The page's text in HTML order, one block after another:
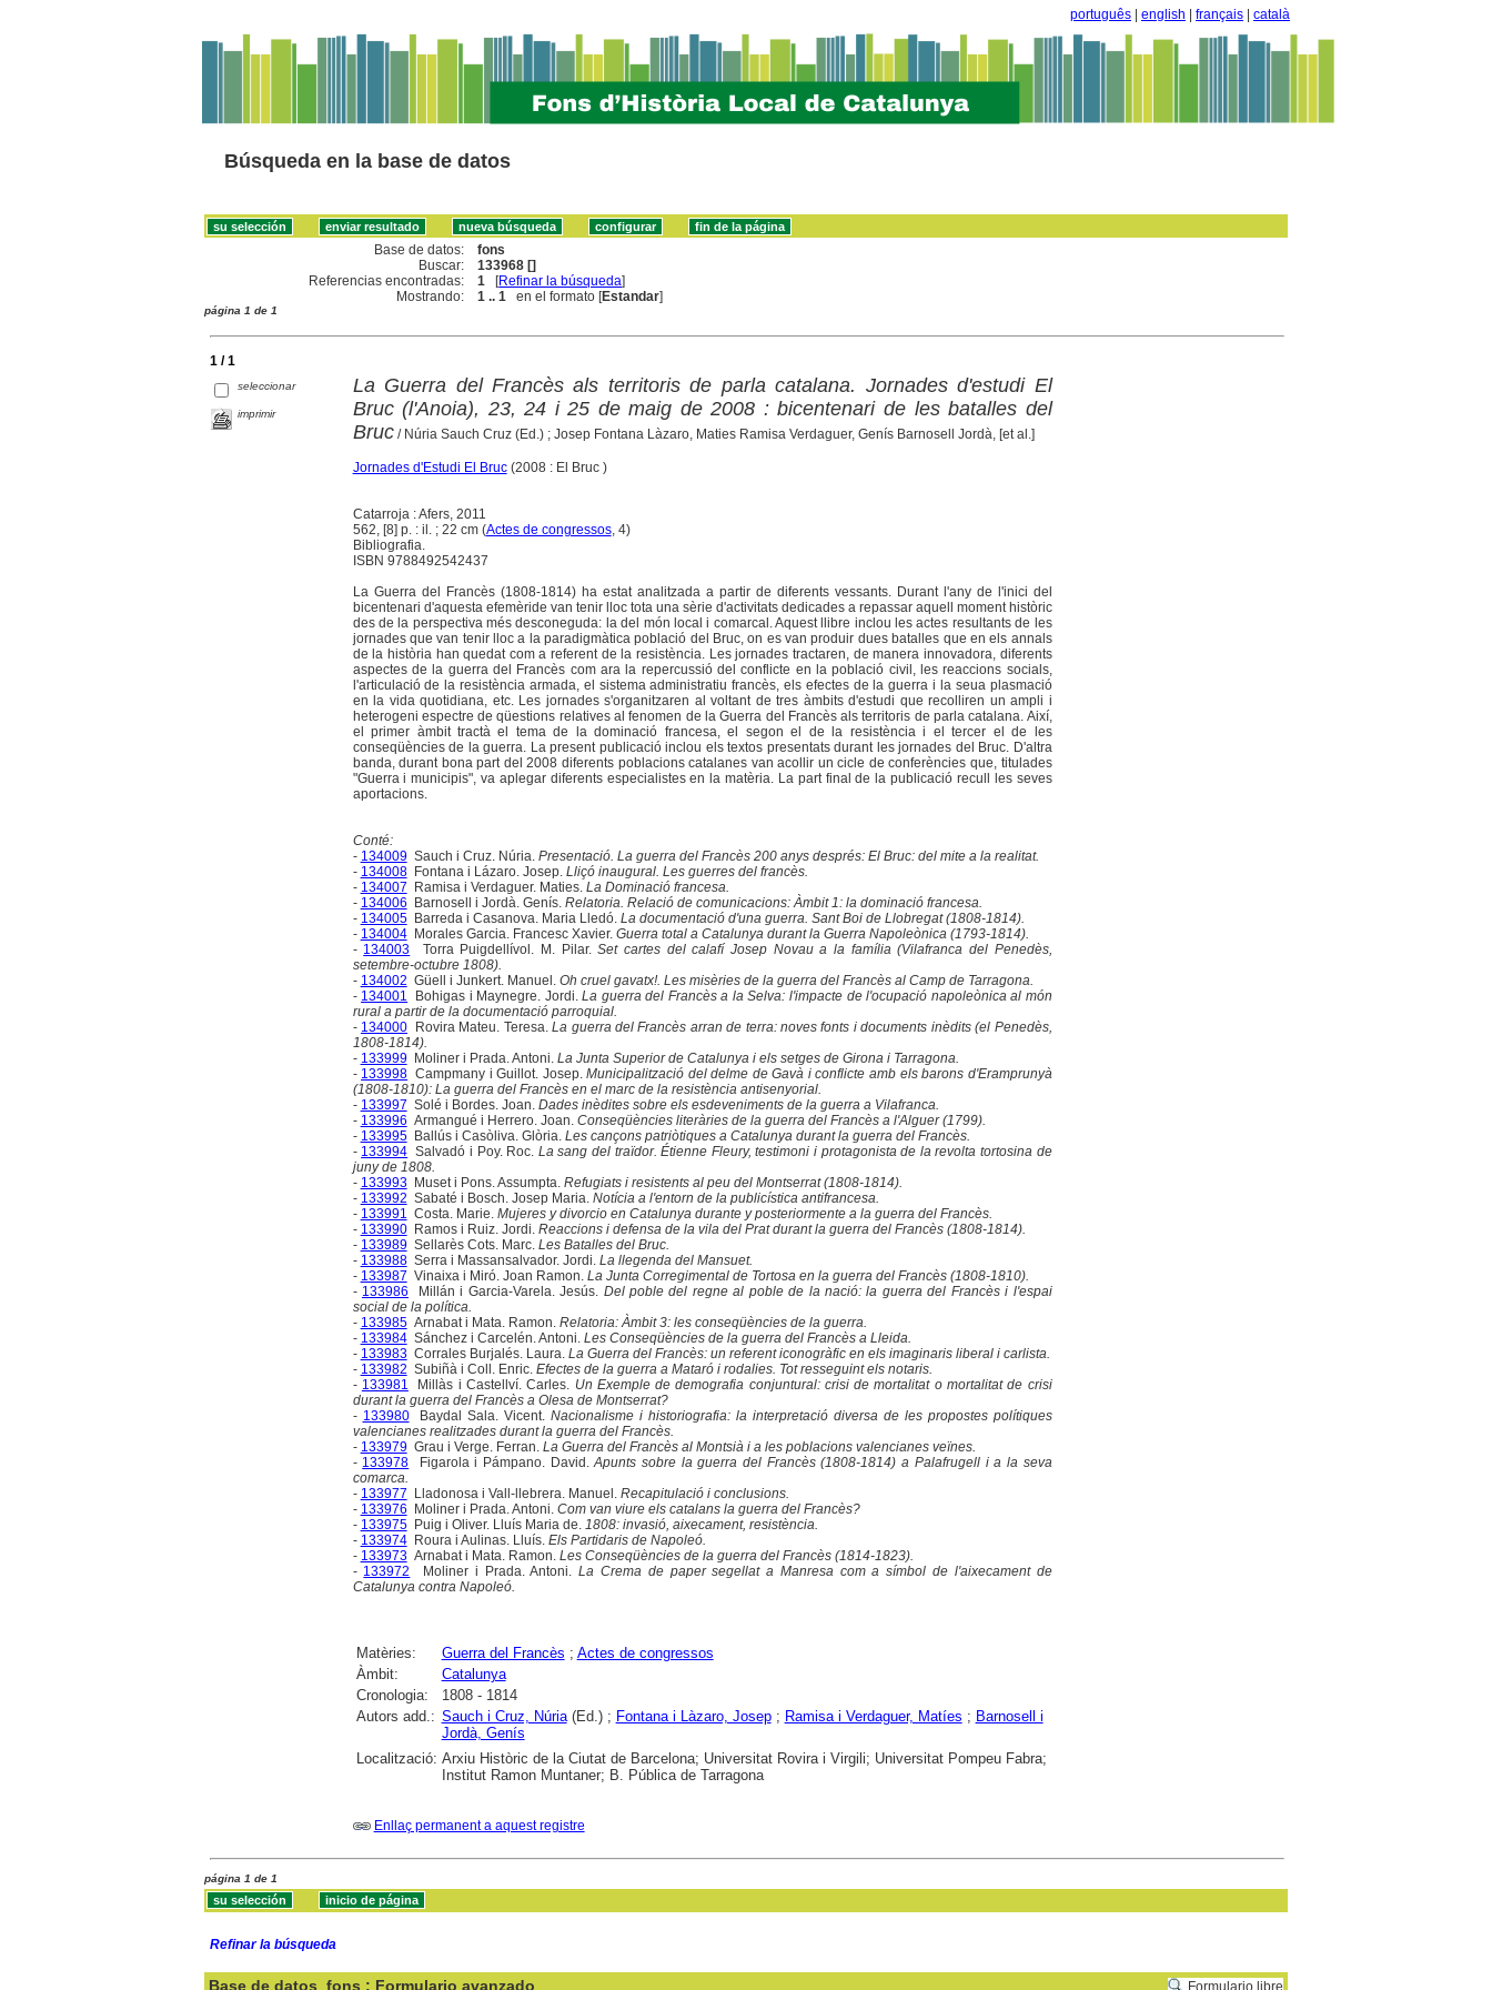
português english français català
Búsqueda en la base de datos
Base de datos:
fons
Buscar:
133968 []
Referencias encontradas:
1 [Refinar la búsqueda]
Mostrando:
1 .. 1 en el formato [Estandar]
página 1 de 1
1 / 1
seleccionar
imprimir
La Guerra del Francès als territoris de parla catalana. Jornades d'estudi El
Bruc (l'Anoia), 23, 24 i 25 de maig de 2008 : bicentenari de les batalles del
Bruc/ Núria Sauch Cruz (Ed.) ; Josep Fontana Làzaro, Maties Ramisa Verdaguer, Genís Barnosell Jordà, [et al.]
Jornades d'Estudi El Bruc(2008 : El Bruc )
Catarroja : Afers, 2011
562, [8] p. : il. ; 22 cm (Actes de congressos, 4)
Bibliografia.
ISBN 9788492542437
La Guerra del Francès (1808-1814) ha estat analitzada a partir de diferents vessants. Durant l'any de l'inici del
bicentenari d'aquesta efemèride van tenir lloc tota una sèrie d'activitats dedicades a repassar aquell moment històric
des de la perspectiva més desconeguda: la del món local i comarcal. Aquest llibre inclou les actes resultants de les
jornades que van tenir lloc a la paradigmàtica població del Bruc, on es van produir dues batalles que en els annals
de la història han quedat com a referent de la resistència. Les jornades tractaren, de manera innovadora, diferents
aspectes de la guerra del Francès com ara la repercussió del conflicte en la població civil, les reaccions socials,
l'articulació de la resistència armada, el sistema administratiu francès, els efectes de la guerra i la seua plasmació
en la vida quotidiana, etc. Les jornades s'organitzaren al voltant de tres àmbits d'estudi que recolliren un ampli i
heterogeni espectre de qüestions relatives al fenomen de la Guerra del Francès als territoris de parla catalana. Així,
el primer àmbit tractà el tema de la dominació francesa, el segon el de la resistència i el tercer el de les
conseqüències de la guerra. La present publicació inclou els textos presentats durant les jornades del Bruc. D'altra
banda, durant bona part del 2008 diferents poblacions catalanes van acollir un cicle de conferències que, titulades
"Guerra i municipis", va aplegar diferents especialistes en la matèria. La part final de la publicació recull les seves
aportacions.
Conté:
- 134009Sauch i Cruz. Núria. Presentació. La guerra del Francès 200 anys després: El Bruc: del mite a la realitat.
- 134008Fontana i Lázaro. Josep. Lliçó inaugural. Les guerres del francès.
- 134007 Ramisa i Verdaguer. Maties. La Dominació francesa.
- 134006 Barnosell i Jordà. Genís. Relatoria. Relació de comunicacions: Àmbit 1: la dominació francesa.
- 134005Barreda i Casanova. Maria Lledó. La documentació d'una guerra. Sant Boi de Llobregat (1808-1814).
- 134004Morales Garcia. Francesc Xavier. Guerra total a Catalunya durant la Guerra Napoleònica (1793-1814).
- 134003 Torra Puigdellívol. M. Pilar.Set cartes del calafí Josep Novau a la família (Vilafranca del Penedès,
setembre-octubre 1808).
- 134002 Güell i Junkert. Manuel. ­Oh cruel gavatx!. Les misèries de la guerra del Francès al Camp de Tarragona.
- 134001 Bohigas i Maynegre. Jordi.La guerra del Francès a la Selva: l'impacte de l'ocupació napoleònica al món
rural a partir de la documentació parroquial.
- 134000 Rovira Mateu. Teresa.La guerra del Francès arran de terra: noves fonts i documents inèdits (el Penedès,
1808-1814).
- 133999Moliner i Prada. Antoni. La Junta Superior de Catalunya i els setges de Girona i Tarragona.
- 133998 Campmany i Guillot. Josep.Municipalització del delme de Gavà i conflicte amb els barons d'Eramprunyà
(1808-1810): La guerra del Francès en el marc de la resistència antisenyorial.
- 133997 Solé i Bordes. Joan. Dades inèdites sobre els esdeveniments de la guerra a Vilafranca.
- 133996 Armangué i Herrero. Joan. Conseqüències literàries de la guerra del Francès a l'Alguer (1799).
- 133995Ballús i Casòliva. Glòria. Les cançons patriòtiques a Catalunya durant la guerra del Francès.
- 133994 Salvadó i Poy. Roc. La sang del traïdor. Étienne Fleury, testimoni i protagonista de la revolta tortosina de
juny de 1808.
- 133993Muset i Pons. Assumpta. Refugiats i resistents al peu del Montserrat (1808-1814).
- 133992 Sabaté i Bosch. Josep Maria. Notícia a l'entorn de la publicística antifrancesa.
- 133991 Costa. Marie. Mujeres y divorcio en Catalunya durante y posteriormente a la guerra del Francès.
- 133990Ramos i Ruiz. Jordi. Reaccions i defensa de la vila del Prat durant la guerra del Francès (1808-1814).
- 133989Sellarès Cots. Marc. Les Batalles del Bruc.
- 133988Serra i Massansalvador. Jordi. La llegenda del Mansuet.
- 133987 Vinaixa i Miró. Joan Ramon. La Junta Corregimental de Tortosa en la guerra del Francès (1808-1810).
- 133986 Millán i Garcia-Varela. Jesús. Del poble del regne al poble de la nació: la guerra del Francès i l'espai
social de la política.
- 133985Arnabat i Mata. Ramon. Relatoria: Àmbit 3: les conseqüències de la guerra.
- 133984Sánchez i Carcelén. Antoni. Les Conseqüències de la guerra del Francès a Lleida.
- 133983Corrales Burjalés. Laura. La Guerra del Francès: un referent iconogràfic en els imaginaris liberal i carlista.
- 133982 Subiñà i Coll. Enric. Efectes de la guerra a Mataró i rodalies. Tot resseguint els notaris.
- 133981 Millàs i Castellví. Carles. Un Exemple de demografia conjuntural: crisi de mortalitat o mortalitat de crisi
durant la guerra del Francès a Olesa de Montserrat?
- 133980Baydal Sala. Vicent.Nacionalisme i historiografia: la interpretació diversa de les propostes polítiques
valencianes realitzades durant la guerra del Francès.
- 133979Grau i Verge. Ferran. La Guerra del Francès al Montsià i a les poblacions valencianes veïnes.
- 133978 Figarola i Pámpano. David.Apunts sobre la guerra del Francès (1808-1814) a Palafrugell i a la seva
comarca.
- 133977 Lladonosa i Vall-llebrera. Manuel. Recapitulació i conclusions.
- 133976 Moliner i Prada. Antoni. Com van viure els catalans la guerra del Francès?
- 133975Puig i Oliver. Lluís Maria de. 1808: invasió, aixecament, resistència.
- 133974Roura i Aulinas. Lluís. Els Partidaris de Napoleó.
- 133973Arnabat i Mata. Ramon. Les Conseqüències de la guerra del Francès (1814-1823).
- 133972 Moliner i Prada. Antoni.La Crema de paper segellat a Manresa com a símbol de l'aixecament de
Catalunya contra Napoleó.
Matèries: Guerra del Francès ; Actes de congressos
Àmbit:
Catalunya
Cronologia:
1808 - 1814
Autors add.: Sauch i Cruz, Núria(Ed.) ; Fontana i Làzaro, Josep; Ramisa i Verdaguer, Matíes ; Barnosell i
Jordà, Genís
Localització: Arxiu Històric de la Ciutat de Barcelona; Universitat Rovira i Virgili; Universitat Pompeu Fabra;
Institut Ramon Muntaner; B. Pública de Tarragona
Enllaç permanent a aquest registre
página 1 de 1
Refinar la búsqueda
Base de datos fons : Formulario avanzado